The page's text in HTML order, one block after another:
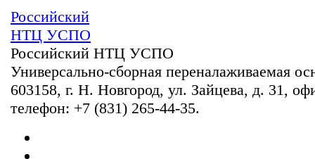
Российский
НТЦ УСПО
Российский НТЦ УСПО
Универсально-сборная переналаживаемая
603158, г. Н. Новгород, ул. Зайцева, д. 31,
телефон: +7 (831) 265-44-35.